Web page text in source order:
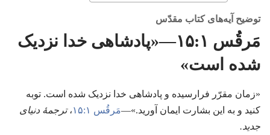
توضیح آیه‌های کتاب مقدّس
مَرقُس ۱:‏۱۵—‏«پادشاهی خدا نزدیک
شده است»‏
‏«زمان مقرّر فرارسیده و پادشاهی خدا نزدیک شده است.‏ توبه
کنید و به این بشارت ایمان آورید.‏»—‏مَرقُس ۱:‏۱۵ ‏،‏ترجمهٔ دنیای
جدید.‏